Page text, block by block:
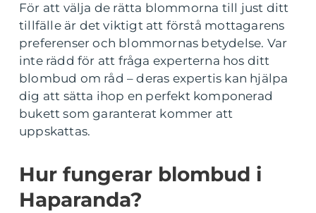
För att välja de rätta blommorna till just ditt
tillfälle är det viktigt att förstå mottagarens
preferenser och blommornas betydelse. Var
inte rädd för att fråga experterna hos ditt
blombud om råd – deras expertis kan hjälpa
dig att sätta ihop en perfekt komponerad
bukett som garanterat kommer att
uppskattas.
Hur fungerar blombud i
Haparanda?